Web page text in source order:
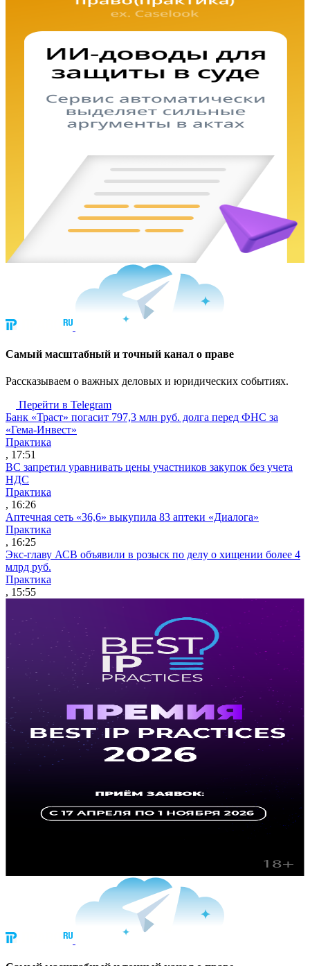
Cамый масштабный и точный канал о праве
Рассказываем о важных деловых и юридических событиях.
Перейти в Telegram
Банк «Траст» погасит 797,3 млн руб. долга перед ФНС за
«Гема-Инвест»
Практика
, 17:51
ВС запретил уравнивать цены участников закупок без учета
НДС
Практика
, 16:26
Аптечная сеть «36,6» выкупила 83 аптеки «Диалога»
Практика
, 16:25
Экс-главу АСВ объявили в розыск по делу о хищении более 4
млрд руб.
Практика
, 15:55